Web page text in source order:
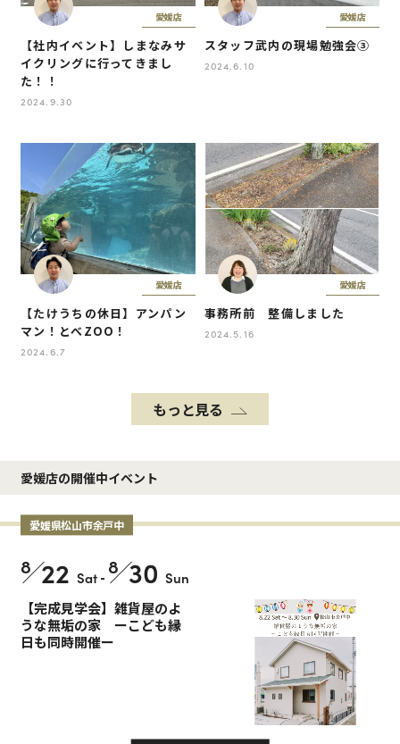
愛媛店
【社内イベント】しまなみサ
イクリングに行ってきまし
た！！
2024.9.30
愛媛店
スタッフ武内の現場勉強会③
2024.6.10
愛媛店
【たけうちの休日】アンパン
マン！とべZOO！
2024.6.7
愛媛店
事務所前 整備しました
2024.5.16
もっと見る
愛媛店の開催中イベント
愛媛県松山市余戸中
8 22 Sat- 8 30 Sun
【完成見学会】雑貨屋のよ
うな無垢の家 ーこども縁
日も同時開催ー